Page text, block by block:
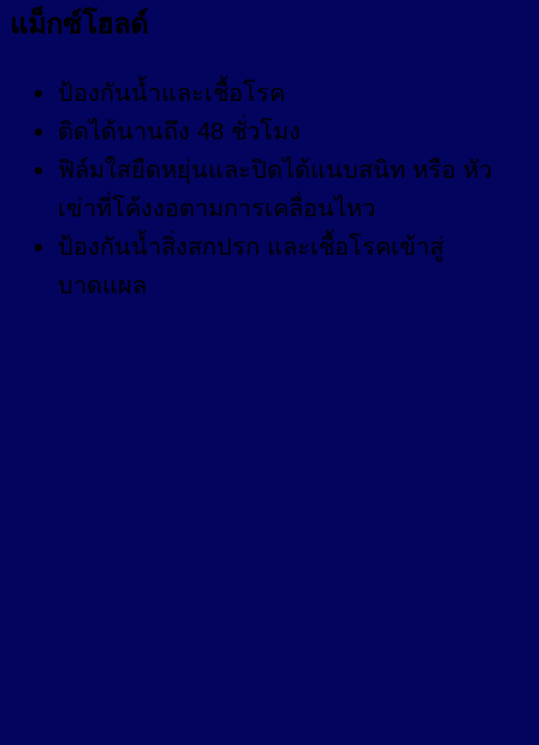
แม็กซ์โฮลด์
ป้องกันน้ำและเชื้อโรค
ติดได้นานถึง 48 ชั่วโมง
ฟิล์มใสยืดหยุ่นและปิดได้แนบสนิท หรือ หัว
เข่าที่โค้งงอตามการเคลื่อนไหว
ป้องกันน้ำสิ่งสกปรก และเชื้อโรคเข้าสู่
บาดแผล